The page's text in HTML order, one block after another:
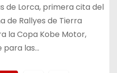
de Lorca, primera cita del
de Rallyes de Tierra
la Copa Kobe Motor,
para las…